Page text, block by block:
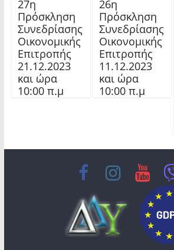
27η
Πρόσκληση
Συνεδρίασης
Οικονομικής
Επιτροπής
21.12.2023
και ώρα
10:00 π.μ
26η
Πρόσκληση
Συνεδρίασης
Οικονομικής
Επιτροπής
11.12.2023
και ώρα
10:00 π.μ